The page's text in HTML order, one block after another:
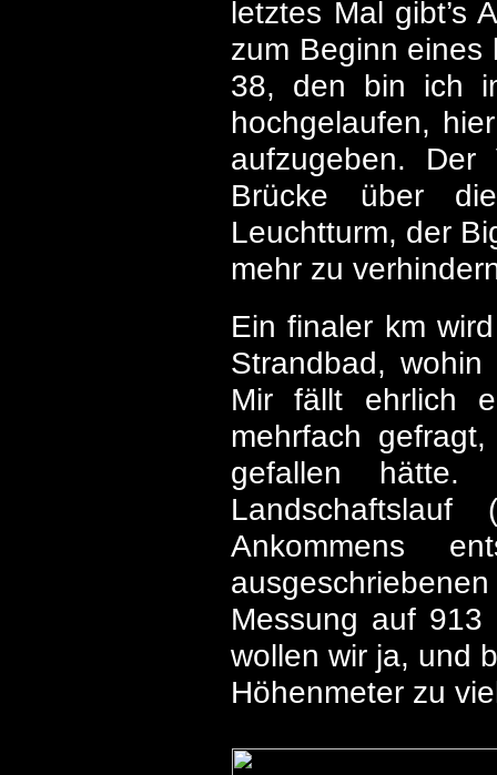
letztes Mal gibt’s
zum Beginn eines
38, den bin ich
hochgelaufen,
aufzugeben.
Brücke über
Leuchtturm, der
mehr zu
Ein finaler km
Strandbad,
Mir fällt ehrlich
mehrfach
gefallen hätte.
Ankommens
Messung auf
wollen wir ja, und
Höhenmeter zu